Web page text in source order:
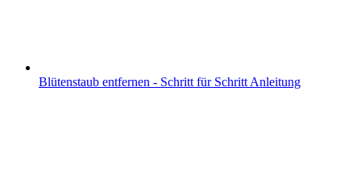
Blütenstaub entfernen - Schritt für Schritt Anleitung